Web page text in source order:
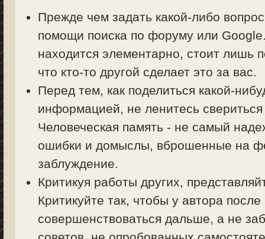
Прежде чем задать какой-либо
помощи поиска по форуму или
находится элементарно, стоит лишь
что кто-то другой сделает это за вас.
Перед тем, как поделиться какой-
информацией, не ленитесь
Человеческая память - не самый
ошибки и домыслы, вброшенные на
заблуждение.
Критикуя работы других,
Критикуйте так, чтобы у автора
совершенствоваться дальше, а не